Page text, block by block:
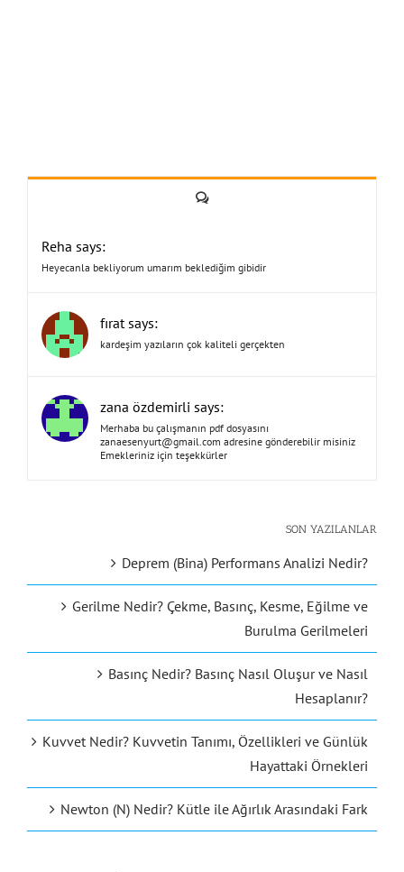
Yorum
Reha says:
Heyecanla bekliyorum umarım beklediğim gibidir
fırat says:
kardeşim yazıların çok kaliteli gerçekten
zana özdemirli says:
Merhaba bu çalışmanın pdf dosyasını
zanaesenyurt@gmail.com adresine gönderebilir misiniz
Emekleriniz için teşekkürler
SON YAZILANLAR
Deprem (Bina) Performans Analizi Nedir?
Gerilme Nedir? Çekme, Basınç, Kesme, Eğilme ve
Burulma Gerilmeleri
Basınç Nedir? Basınç Nasıl Oluşur ve Nasıl
Hesaplanır?
Kuvvet Nedir? Kuvvetin Tanımı, Özellikleri ve Günlük
Hayattaki Örnekleri
Newton (N) Nedir? Kütle ile Ağırlık Arasındaki Fark